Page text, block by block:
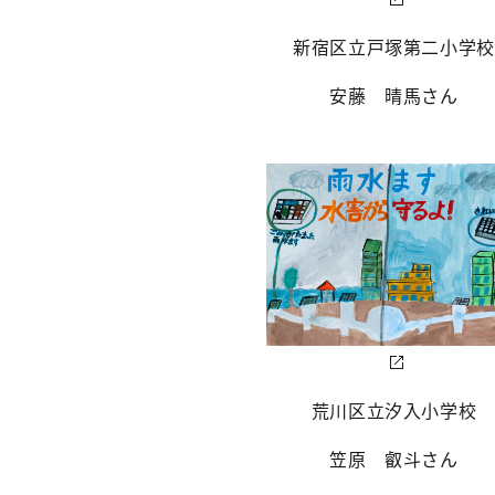
新宿区立戸塚第二小学校
安藤 晴馬さん
荒川区立汐入小学校
笠原 叡斗さん